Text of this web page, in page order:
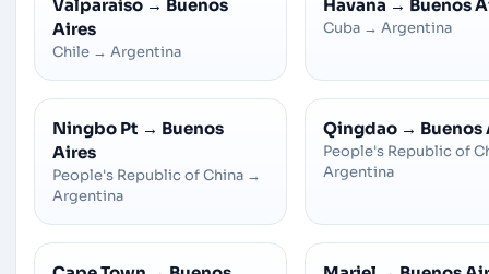
Valparaiso → Buenos
Aires
Chile → Argentina
Havana → Buenos
Cuba → Argentina
Ningbo Pt → Buenos
Aires
People's Republic of China →
Argentina
Qingdao → Buenos
People's Republic of
Argentina